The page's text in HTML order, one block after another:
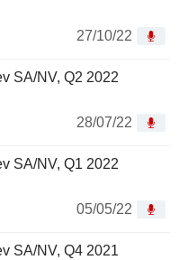
27/10/22
SA/NV, Q2 2022
28/07/22
SA/NV, Q1 2022
05/05/22
SA/NV, Q4 2021